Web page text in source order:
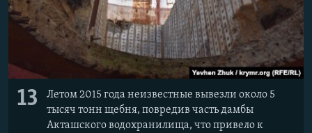
13
Летом 2015 года неизвестные вывезли около 5
тысяч тонн щебня, повредив часть дамбы
Акташского водохранилища, что привело к